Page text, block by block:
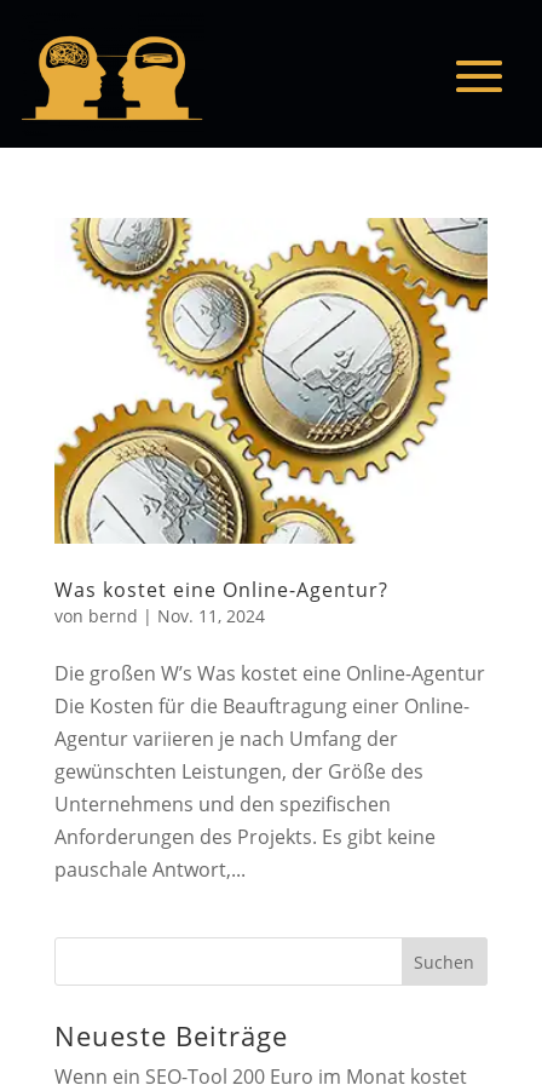
Was kostet eine Online-Agentur?
von bernd | Nov. 11, 2024
Die großen W’s Was kostet eine Online-Agentur
Die Kosten für die Beauftragung einer Online-
Agentur variieren je nach Umfang der
gewünschten Leistungen, der Größe des
Unternehmens und den spezifischen
Anforderungen des Projekts. Es gibt keine
pauschale Antwort,...
Suchen
Neueste Beiträge
Wenn ein SEO-Tool 200 Euro im Monat kostet